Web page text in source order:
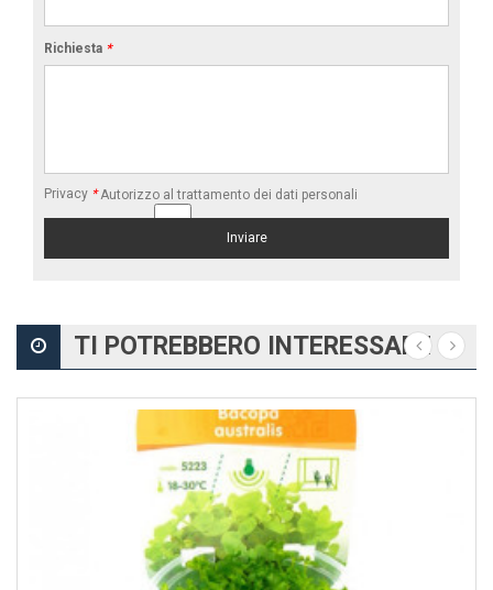
Richiesta *
Privacy * Autorizzo al trattamento dei dati personali
TI POTREBBERO INTERESSARE